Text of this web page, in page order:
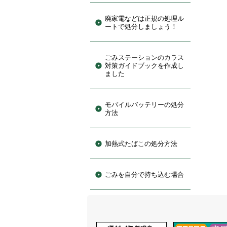
廃家電などは正規の処理ル
ートで処分しましょう！
ごみステーションのカラス
対策ガイドブックを作成し
ました
モバイルバッテリーの処分
方法
加熱式たばこの処分方法
ごみを自分で持ち込む場合